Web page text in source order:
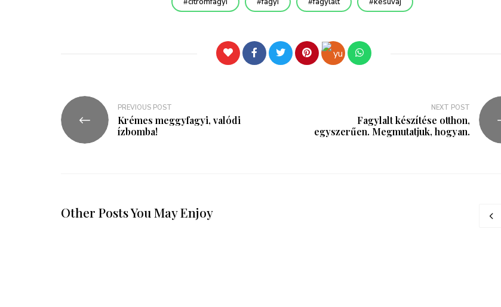
PREVIOUS POST
Krémes meggyfagyi, valódi
ízbomba!
NEXT POST
Fagylalt készítése otthon,
egyszerűen. Megmutatjuk, hogyan.
Other Posts You May Enjoy